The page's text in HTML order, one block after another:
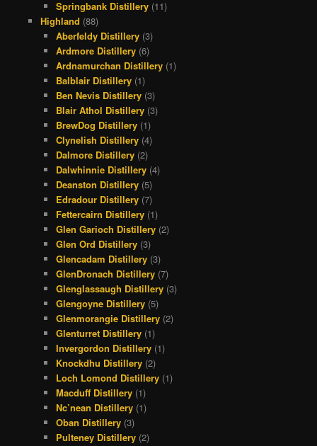
Springbank Distillery (11)
Highland (88)
Aberfeldy Distillery (3)
Ardmore Distillery (6)
Ardnamurchan Distillery (1)
Balblair Distillery (1)
Ben Nevis Distillery (3)
Blair Athol Distillery (3)
BrewDog Distillery (1)
Clynelish Distillery (4)
Dalmore Distillery (2)
Dalwhinnie Distillery (4)
Deanston Distillery (5)
Edradour Distillery (7)
Fettercairn Distillery (1)
Glen Garioch Distillery (2)
Glen Ord Distillery (3)
Glencadam Distillery (3)
GlenDronach Distillery (7)
Glenglassaugh Distillery (3)
Glengoyne Distillery (5)
Glenmorangie Distillery (2)
Glenturret Distillery (1)
Invergordon Distillery (1)
Knockdhu Distillery (2)
Loch Lomond Distillery (1)
Macduff Distillery (1)
Nc’nean Distillery (1)
Oban Distillery (3)
Pulteney Distillery (2)